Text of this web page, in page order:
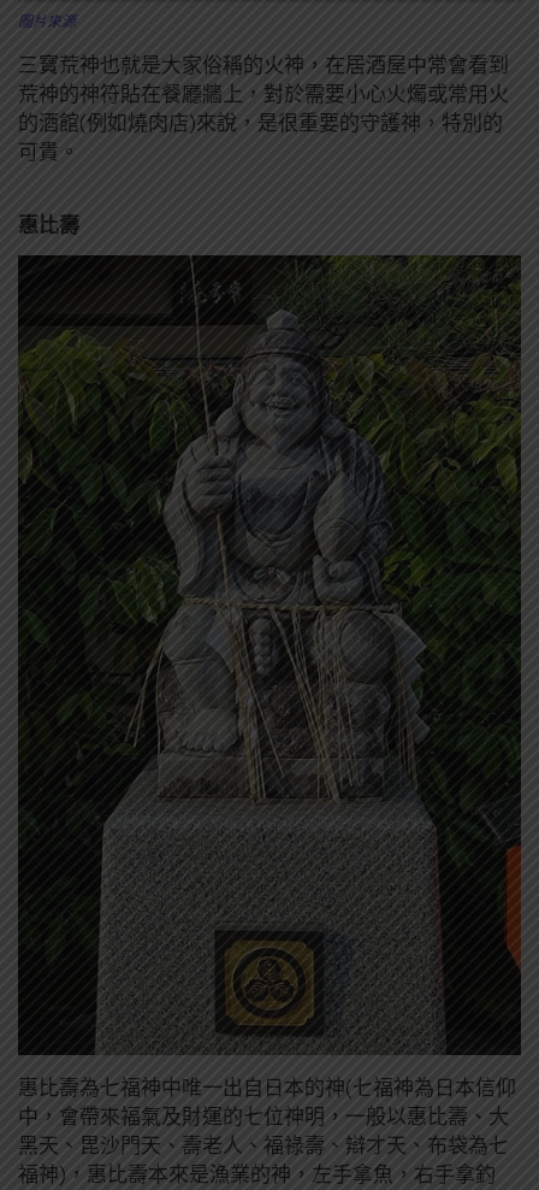
圖片來源
三寶荒神也就是大家俗稱的火神，在居酒屋中常會看到
荒神的神符貼在餐廳牆上，對於需要小心火燭或常用火
的酒館(例如燒肉店)來說，是很重要的守護神，特別的
可貴。
惠比壽
惠比壽為七福神中唯一出自日本的神(七福神為日本信仰
中，會帶來福氣及財運的七位神明，一般以惠比壽、大
黑天、毘沙門天、壽老人、福祿壽、辯才天、布袋為七
福神)，惠比壽本來是漁業的神，左手拿魚，右手拿釣